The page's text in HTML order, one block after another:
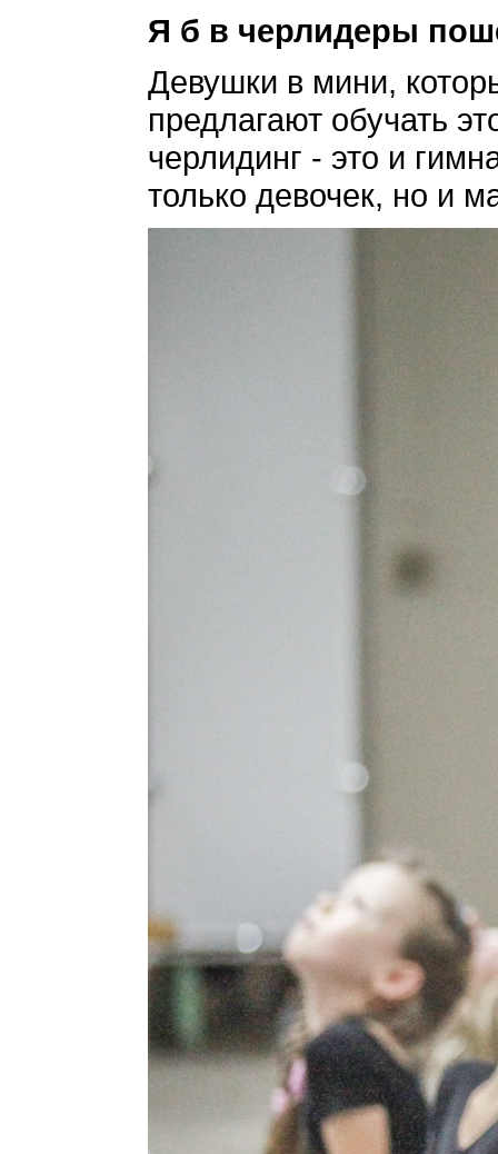
Я б в черлидеры
Девушки в мини,
предлагают обучать
черлидинг - это и
только девочек, но и